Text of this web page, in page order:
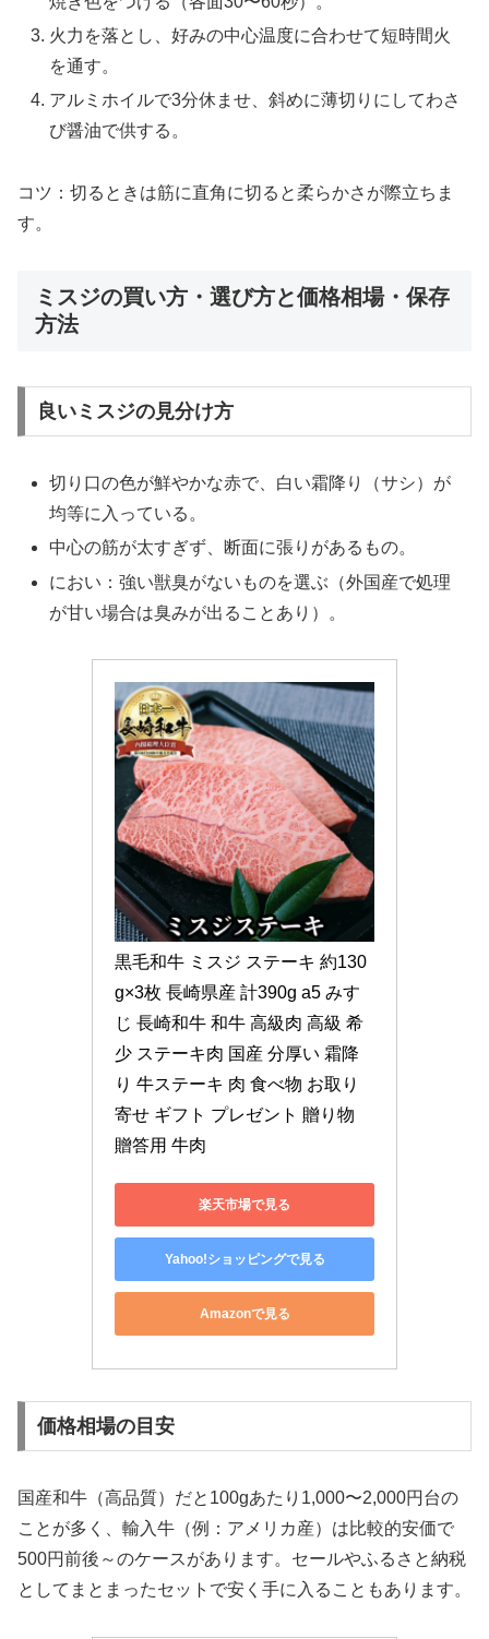
火力を落とし、好みの中心温度に合わせて短時間火
を通す。
アルミホイルで3分休ませ、斜めに薄切りにしてわさ
び醤油で供する。
コツ：切るときは筋に直角に切ると柔らかさが際立ちま
す。
ミスジの買い方・選び方と価格相場・保存
方法
良いミスジの見分け方
切り口の色が鮮やかな赤で、白い霜降り（サシ）が
均等に入っている。
中心の筋が太すぎず、断面に張りがあるもの。
におい：強い獣臭がないものを選ぶ（外国産で処理
が甘い場合は臭みが出ることあり）。
黒毛和牛 ミスジ ステーキ 約130
g×3枚 長崎県産 計390g a5 みす
じ 長崎和牛 和牛 高級肉 高級 希
少 ステーキ肉 国産 分厚い 霜降
り 牛ステーキ 肉 食べ物 お取り
寄せ ギフト プレゼント 贈り物
贈答用 牛肉
楽天市場で見る
Yahoo!ショッピングで見る
Amazonで見る
価格相場の目安
国産和牛（高品質）だと100gあたり1,000〜2,000円台の
ことが多く、輸入牛（例：アメリカ産）は比較的安価で
500円前後～のケースがあります。セールやふるさと納税
としてまとまったセットで安く手に入ることもあります。